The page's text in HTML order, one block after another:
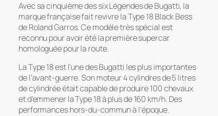
Avec sa cinquième des six Légendes de Bugatti, la
marque française fait revivre la Type 18 Black Bess
de Roland Garros. Ce modèle très spécial est
reconnu pour avoir été la première supercar
homologuée pour la route.
La Type 18 est l’une des Bugatti les plus importantes
de l’avant-guerre. Son moteur 4 cylindres de 5 litres
de cylindrée était capable de produire 100 chevaux
et d’emmener la Type 18 à plus de 160 km/h. Des
performances hors-du-commun à l’époque.